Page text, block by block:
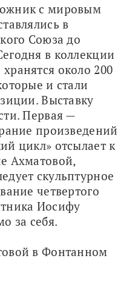
с мировым
в
Союза до
в коллекции
около 200
и стали
Выставку
Первая —
произведений
цикл» отсылает к
Ахматовой,
скульптурное
четвертого
Иосифу
за себя.
в Фонтанном